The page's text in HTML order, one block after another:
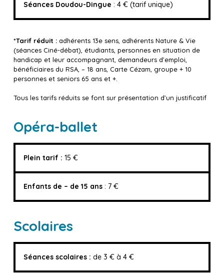
Séances Doudou-Dingue : 4 € (tarif unique)
*Tarif réduit : adhérents 13e sens, adhérents Nature & Vie
(séances Ciné-débat), étudiants, personnes en situation de
handicap et leur accompagnant, demandeurs d’emploi,
bénéficiaires du RSA, – 18 ans, Carte Cézam, groupe + 10
personnes et seniors 65 ans et +.
Tous les tarifs réduits se font sur présentation d’un justificatif
Opéra-ballet
Plein tarif : 15 €
Enfants de – de 15 ans: 7 €
Scolaires
Séances scolaires : de 3 € à 4 €